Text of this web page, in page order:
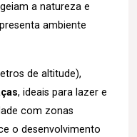
a natureza e
ambiente
de altitude),
, ideais para lazer e
com zonas
o desenvolvimento